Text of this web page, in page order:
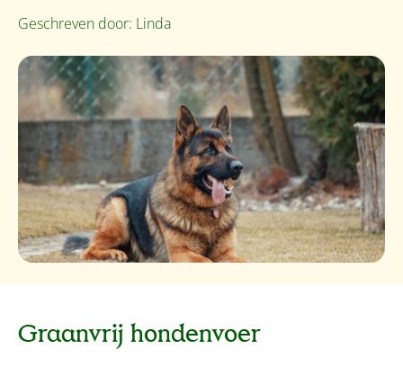
Geschreven door: Linda
Graanvrij hondenvoer